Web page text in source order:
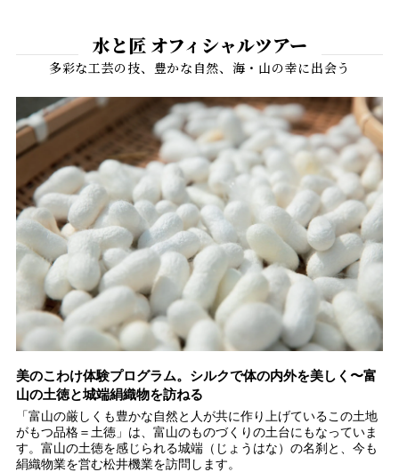
水と匠 オフィシャルツアー
美のこわけ体験プログラム。シルクで体の内外を美しく〜富
山の土徳と城端絹織物を訪ねる
「富山の厳しくも豊かな自然と人が共に作り上げているこの土地
がもつ品格＝土徳」は、富山のものづくりの土台にもなっていま
す。富山の土徳を感じられる城端（じょうはな）の名刹と、今も
絹織物業を営む松井機業を訪問します。